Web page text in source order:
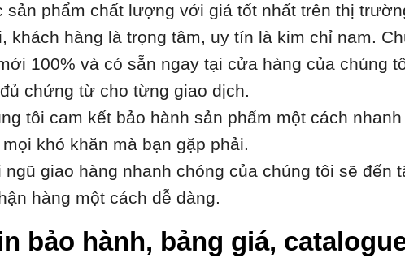
sản phẩm chất lượng với giá tốt nhất trên thị
khách hàng là trọng tâm, uy tín là kim chỉ nam.
100% và có sẵn ngay tại cửa hàng của chúng
chứng từ cho từng giao dịch.
tôi cam kết bảo hành sản phẩm một cách
khó khăn mà bạn gặp phải.
giao hàng nhanh chóng của chúng tôi sẽ
hàng một cách dễ dàng.
bảo hành, bảng giá,